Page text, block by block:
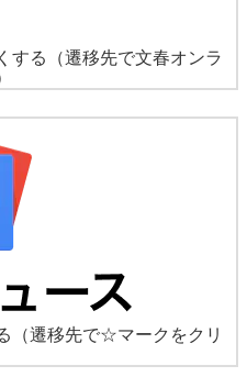
する
（遷移先で文春オンラ
（遷移先で☆マークをクリ